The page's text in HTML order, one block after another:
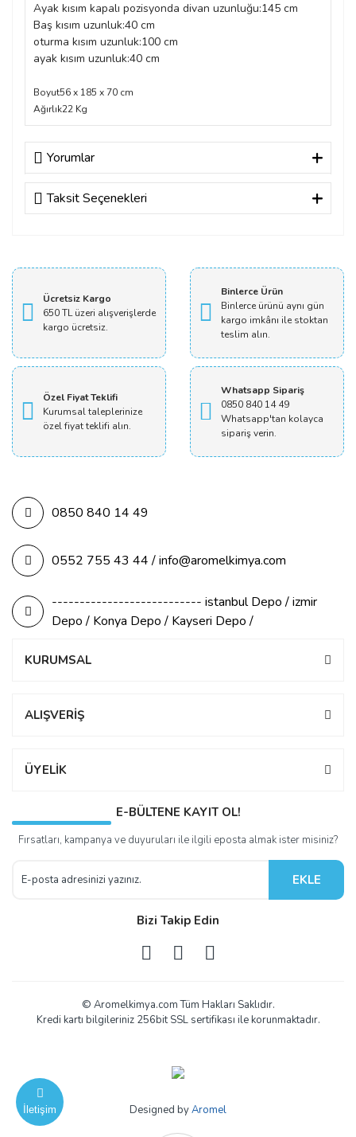
Ayak kısım kapalı pozisyonda divan uzunluğu:145 cm
Baş kısım uzunluk:40 cm
oturma kısım uzunluk:100 cm
ayak kısım uzunluk:40 cm
Boyut56 x 185 x 70 cm
Ağırlık22 Kg
Yorumlar
Bu ürüne ilk yorumu siz yapın!
Taksit Seçenekleri
İletişim
Ücretsiz Kargo
650 TL üzeri alışverişlerde
kargo ücretsiz.
Binlerce Ürün
Binlerce ürünü aynı gün
kargo imkânı ile stoktan
teslim alın.
Özel Fiyat Teklifi
Kurumsal taleplerinize
özel fiyat teklifi alın.
Whatsapp Sipariş
0850 840 14 49
Whatsapp'tan kolayca
sipariş verin.
0850 840 14 49
0552 755 43 44 / info@aromelkimya.com
--------------------------- istanbul Depo / izmir
Depo / Konya Depo / Kayseri Depo /
KURUMSAL
ALIŞVERİŞ
ÜYELİK
E-BÜLTENE KAYIT OL!
Fırsatları, kampanya ve duyuruları ile ilgili eposta almak ister misiniz?
EKLE
Bizi Takip Edin
© Aromelkimya.com Tüm Hakları Saklıdır.
Kredi kartı bilgileriniz 256bit SSL sertifikası ile korunmaktadır.
Designed byAromel